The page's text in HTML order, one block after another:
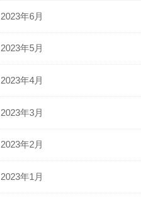
2023年6月
2023年5月
2023年4月
2023年3月
2023年2月
2023年1月